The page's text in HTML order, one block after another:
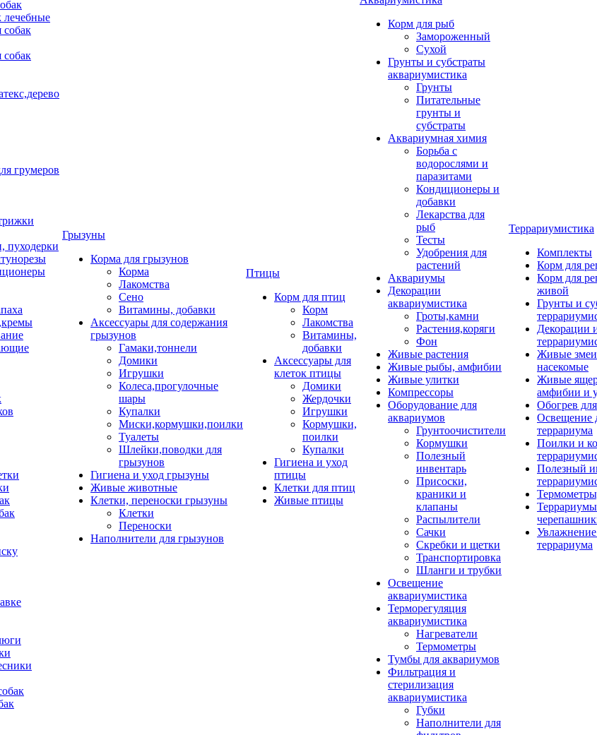
лечебные
собак
собак
грумеров
пуходерки
Грызуны
Корма для грызунов
Корма
Лакомства
Сено
Витамины, добавки
Аксессуары для содержания
грызунов
Гамаки,тоннели
Домики
Игрушки
Колеса,прогулочные
шары
Купалки
Миски,кормушки,поилки
Туалеты
Шлейки,поводки для
грызунов
Гигиена и уход грызуны
Живые животные
Клетки, переноски грызуны
Клетки
Переноски
Наполнители для грызунов
Птицы
Корм для птиц
Корм
Лакомства
Витамины,
добавки
Аксессуары для
клеток птицы
Домики
Жердочки
Игрушки
Кормушки,
поилки
Купалки
Гигиена и уход
птицы
Клетки для птиц
Живые птицы
Корм для рыб
Замороженный
Сухой
Грунты и субстраты
аквариумистика
Грунты
Питательные
грунты и
субстраты
Аквариумная химия
Борьба с
водорослями и
паразитами
Кондиционеры и
добавки
Лекарства для
рыб
Тесты
Удобрения для
растений
Аквариумы
Декорации
аквариумистика
Гроты,камни
Растения,коряги
Фон
Живые растения
Живые рыбы, амфибии
Живые улитки
Компрессоры
Оборудование для
аквариумов
Грунтоочистители
Кормушки
Полезный
инвентарь
Присоски,
краники и
клапаны
Распылители
Сачки
Скребки и щетки
Транспортировка
Шланги и трубки
Освещение
аквариумистика
Терморегуляция
аквариумистика
Нагреватели
Термометры
Тумбы для аквариумов
Фильтрация и
стерилизация
аквариумистика
Губки
Наполнители для
Террариумистика
Комплекты
Корм для
Корм для
живой
Грунты и
Декорации
Живые
насекомые
Живые
амфибии и
Обогрев
Освещение
террариума
Поилки и
Полезный
террариума